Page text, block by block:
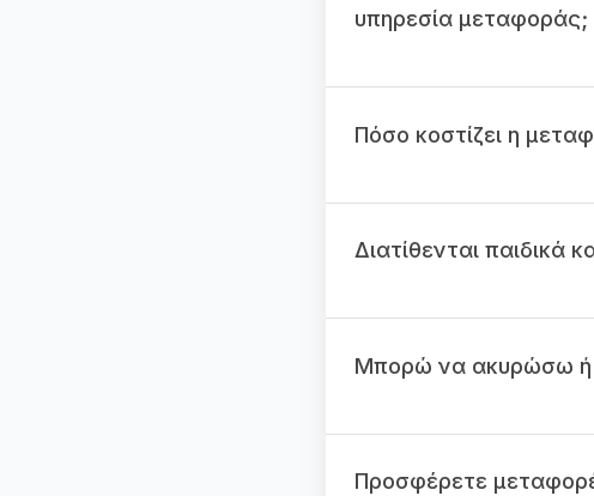
υπηρεσία μεταφοράς;
Πόσο κοστίζει η
Διατίθενται παιδικά
Μπορώ να ακυρώσω ή
Προσφέρετε